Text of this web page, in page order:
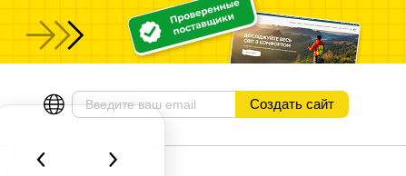
Создать сайт